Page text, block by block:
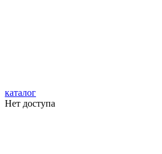
каталог
Нет доступа